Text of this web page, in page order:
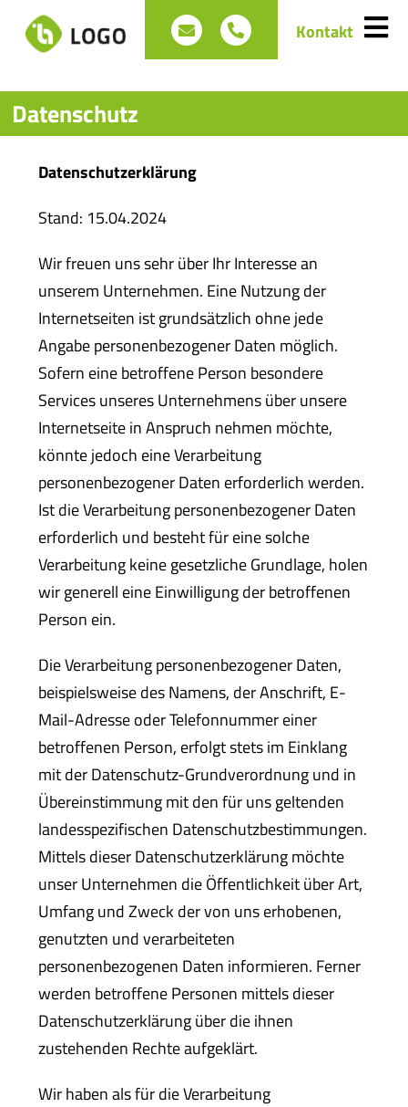
Inhalt
hallo.logo@iba-hartmann.de
+49 (0)821 79 40 9-0
Kontakt
nach:
Ordnen
Präsentieren
Verpacken
Best of P.
iba green
Prototyping
Produktion
Qualität
Service
mehr
Datenschutz
Datenschutzerklärung
Stand: 15.04.2024
Wir freuen uns sehr über Ihr Interesse an
unserem Unternehmen. Eine Nutzung der
Internetseiten ist grundsätzlich ohne jede
Angabe personenbezogener Daten möglich.
Sofern eine betroffene Person besondere
Services unseres Unternehmens über unsere
Internetseite in Anspruch nehmen möchte,
könnte jedoch eine Verarbeitung
personenbezogener Daten erforderlich werden.
Ist die Verarbeitung personenbezogener Daten
erforderlich und besteht für eine solche
Verarbeitung keine gesetzliche Grundlage, holen
wir generell eine Einwilligung der betroffenen
Person ein.
Die Verarbeitung personenbezogener Daten,
beispielsweise des Namens, der Anschrift, E-
Mail-Adresse oder Telefonnummer einer
betroffenen Person, erfolgt stets im Einklang
mit der Datenschutz-Grundverordnung und in
Übereinstimmung mit den für uns geltenden
landesspezifischen Datenschutzbestimmungen.
Mittels dieser Datenschutzerklärung möchte
unser Unternehmen die Öffentlichkeit über Art,
Umfang und Zweck der von uns erhobenen,
genutzten und verarbeiteten
personenbezogenen Daten informieren. Ferner
werden betroffene Personen mittels dieser
Datenschutzerklärung über die ihnen
zustehenden Rechte aufgeklärt.
Wir haben als für die Verarbeitung